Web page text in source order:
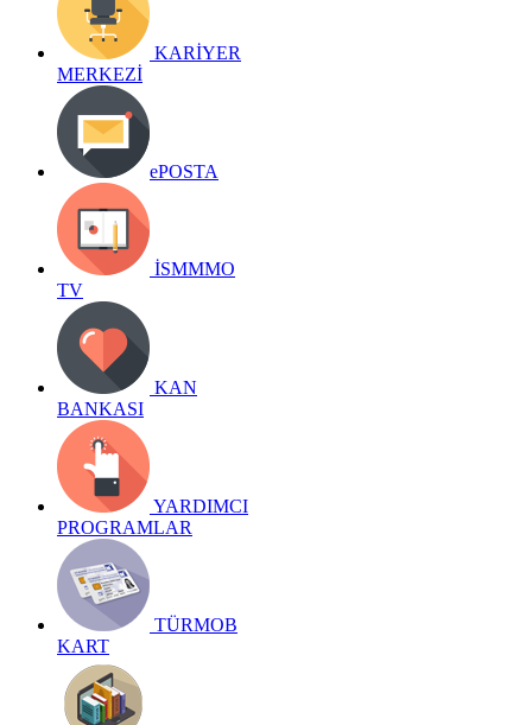
KARİYER
MERKEZİ
ePOSTA
İSMMMO
TV
KAN
BANKASI
YARDIMCI
PROGRAMLAR
TÜRMOB
KART